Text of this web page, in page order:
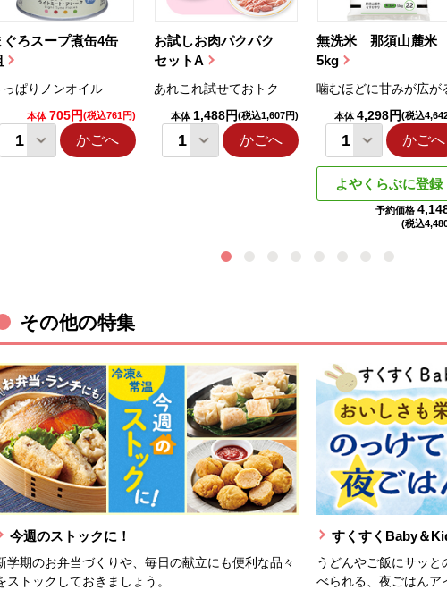
ぐろスープ煮缶4缶
っぱりノンオイル
本体 705円(税込761円)
かごへ
お試しお肉パクパク
セットA
あれこれ試せておトク
本体 1,488円(税込1,607円)
かごへ
無洗米 那須山麓米
5kg
噛むほどに甘みが広が
本体 4,298円(税込
かごへ
よやくらぶに登録
予約価格
(税込
その他の特集
今週のストックに！
学期のお弁当づくりや、毎日の献立にも便利な品々
ストックしておきましょう。
すくすくBaby＆
うどんやご飯にサッ
べられる、夜ごはんア